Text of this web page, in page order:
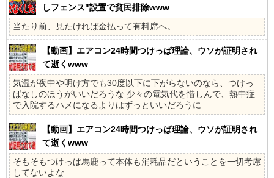
しフェンス"設置で貧民排除www
当たり前、見たければ金払って有料席へ。
【動画】エアコン24時間つけっぱ理論、ウソが証明され
て逝くwww
気温が夜中や明け方でも30度以下に下がらないのなら、つけっ
ぱなしのほうがいいだろうな 少々の電気代を惜しんで、熱中症
で入院するハメになるよりはずっといいだろうに
【動画】エアコン24時間つけっぱ理論、ウソが証明され
て逝くwww
そもそもつけっぱ馬鹿って本体も消耗品だということを一切考慮
してないよな